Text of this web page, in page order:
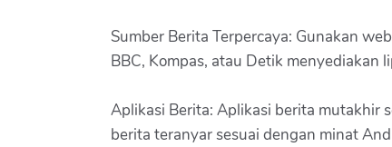
Sumber Berita Terpercaya: Gunakan
BBC, Kompas, atau Detik
Aplikasi Berita: Aplikasi berita mutakhir
berita teranyar sesuai dengan minat